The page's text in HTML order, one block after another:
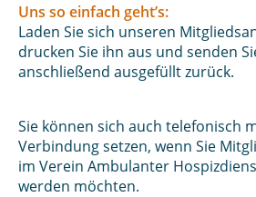
Uns so einfach geht’s:
Laden Sie sich unseren
drucken Sie ihn aus und senden
anschließend ausgefüllt zurück.
Sie können sich auch telefonisch
Verbindung setzen, wenn Sie
im Verein Ambulanter
werden möchten.